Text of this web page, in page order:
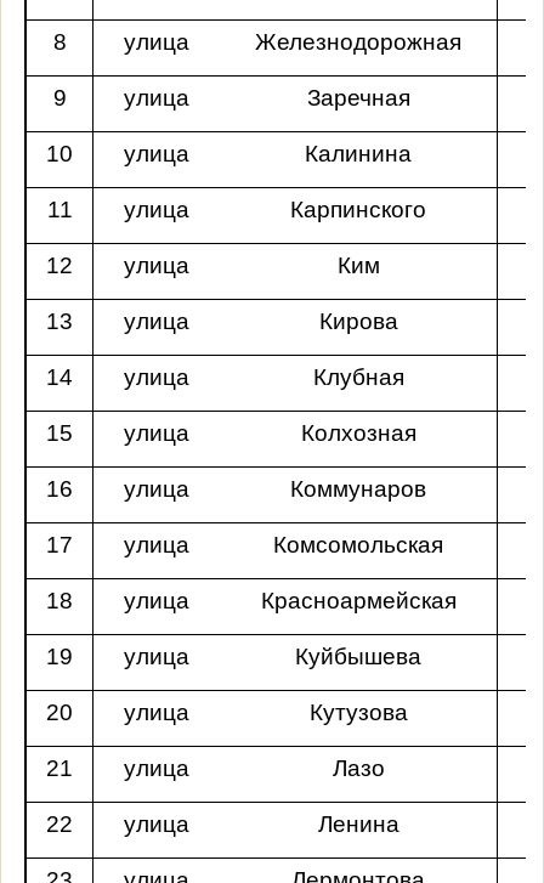
8 улица Железнодорожная
9 улица Заречная
10 улица Калинина
11 улица Карпинского
12 улица Ким
13 улица Кирова
14 улица Клубная
15 улица Колхозная
16 улица Коммунаров
17 улица Комсомольская
18 улица Красноармейская
19 улица Куйбышева
20 улица Кутузова
21 улица Лазо
22 улица Ленина